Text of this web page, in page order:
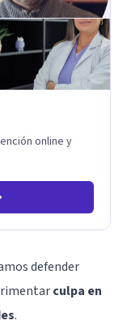
temas de salud
y de género,
o identidad.
donde puedas
y libertad.
fórmulas rígidas:
online y
defender
culpa en
.